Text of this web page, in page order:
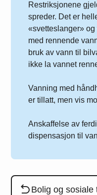
Restriksjonene
spreder. Det er
«svetteslanger»
med rennende
bruk av vann til
ikke la vannet
Vanning med
er tillatt, men vis
Anskaffelse av
dispensasjon til
Du er her:
Bolig og sosiale